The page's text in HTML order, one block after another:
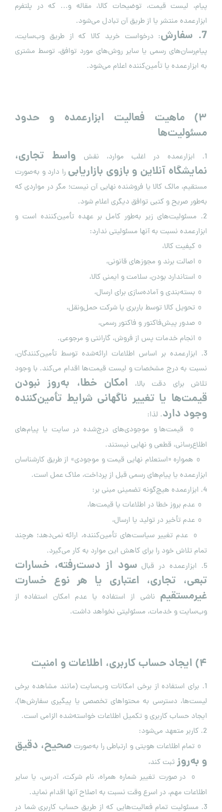
پیام، لیست قیمت، توضیحات کالا، مقاله و… که در پلتفرم
ابزارعمده منتشر یا از طریق آن تبادل می‌شود.
7. سفارش
: درخواست خرید کالا که از طریق وب‌سایت،
پیام‌رسان‌های رسمی یا سایر روش‌های مورد توافق، توسط مشتری
به ابزارعمده یا تأمین‌کننده اعلام می‌شود.
۳) ماهیت فعالیت ابزارعمده و حدود
مسئولیت‌ها
1. ابزارعمده در اغلب موارد، نقش
واسط تجاری،
نمایشگاه آنلاین و بازوی بازاریابی را دارد و به‌صورت
مستقیم، مالک کالا یا فروشنده نهایی آن نیست؛ مگر در مواردی که
به‌طور صریح و کتبی توافق دیگری اعلام شود.
2. مسئولیت‌های زیر به‌طور کامل بر عهده تأمین‌کننده است و
ابزارعمده نسبت به آنها مسئولیتی ندارد:
کیفیت کالا،
اصالت برند و مجوزهای قانونی،
استاندارد بودن، سلامت و ایمنی کالا،
بسته‌بندی و آماده‌سازی برای ارسال،
تحویل کالا توسط باربری یا شرکت حمل‌ونقل،
صدور پیش‌فاکتور و فاکتور رسمی،
انجام خدمات پس از فروش، گارانتی و مرجوعی.
3. ابزارعمده بر اساس اطلاعات ارائه‌شده توسط تأمین‌کنندگان،
نسبت به درج مشخصات و لیست قیمت‌ها اقدام می‌کند. با وجود
تلاش برای دقت بالا، امکان خطا، به‌روز نبودن
قیمت‌ها یا تغییر ناگهانی شرایط تأمین‌کننده
وجود دارد. لذا:
o
قیمت‌ها و موجودی‌های درج‌شده در سایت یا پیام‌های
اطلاع‌رسانی، قطعی و نهایی نیستند.
همواره «استعلام نهایی قیمت و موجودی» از طریق کارشناسان
ابزارعمده یا پیام‌های رسمی قبل از پرداخت، ملاک عمل است.
4. ابزارعمده هیچ‌گونه تضمینی مبنی بر:
عدم بروز خطا در اطلاعات یا قیمت‌ها،
عدم تأخیر در تولید یا ارسال،
o عدم تغییر سیاست‌های تأمین‌کننده، ارائه نمی‌دهد؛ هرچند
تمام تلاش خود را برای کاهش این موارد به کار می‌گیرد.
5. ابزارعمده در قبال
سود از دست‌رفته، خسارات
تبعی، تجاری، اعتباری یا هر نوع خسارت
غیرمستقیم ناشی از استفاده یا عدم امکان استفاده از
وب‌سایت و خدمات، مسئولیتی نخواهد داشت.
۴) ایجاد حساب کاربری، اطلاعات و امنیت
1. برای استفاده از برخی امکانات وب‌سایت (مانند مشاهده برخی
لیست‌ها، دسترسی به محتواهای تخصصی یا پیگیری سفارش‌ها)،
ایجاد حساب کاربری و تکمیل اطلاعات خواسته‌شده الزامی است.
2. کاربر متعهد می‌شود:
تمام اطلاعات هویتی و ارتباطی را به‌صورت صحیح، دقیق
و به‌روز ثبت کند،
در صورت تغییر شماره همراه، نام شرکت، آدرس، یا سایر
اطلاعات مهم، در اسرع وقت نسبت به اصلاح آنها اقدام نماید.
3. مسئولیت تمام فعالیت‌هایی که از طریق حساب کاربری شما در